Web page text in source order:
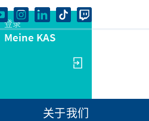
登录
Meine KAS
关于我们